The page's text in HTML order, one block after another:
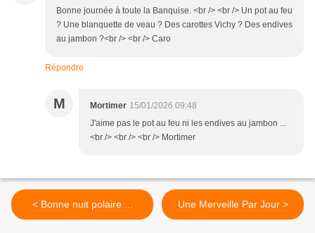
Bonne journée à toute la Banquise. <br /> <br /> Un pot au feu
? Une blanquette de veau ? Des carottes Vichy ? Des endives
au jambon ?<br /> <br /> Caro
Répondre
M Mortimer 15/01/2026 09:48
J'aime pas le pot au feu ni les endives au jambon ...
<br /> <br /> <br /> Mortimer
< Bonne nuit polaire ... Une Merveille Par Jour >